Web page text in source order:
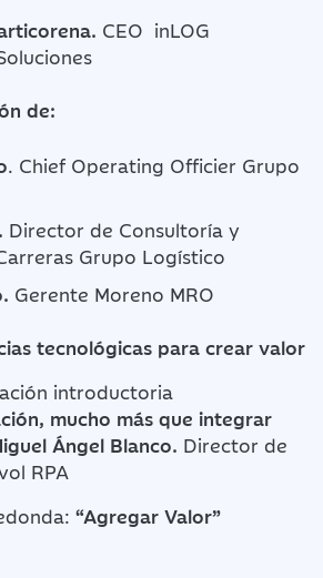
CEO inLOG
de:
. Chief Operating Officier Grupo
Director de Consultoría y
Grupo Logístico
Gerente Moreno MRO
tecnológicas para crear valor
introductoria
mucho más que integrar
Ángel Blanco. Director de
RPA
“Agregar Valor”